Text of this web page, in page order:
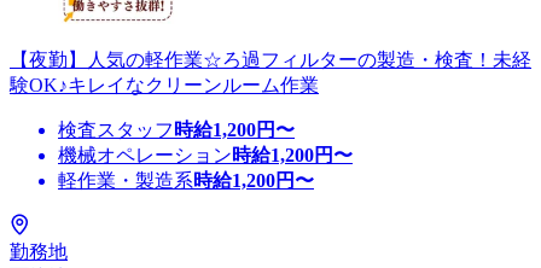
【夜勤】人気の軽作業☆ろ過フィルターの製造・検査！未経
験OK♪キレイなクリーンルーム作業
検査スタッフ 時給1,200円〜
機械オペレーション時給1,200円〜
軽作業・製造系時給1,200円〜
勤務地